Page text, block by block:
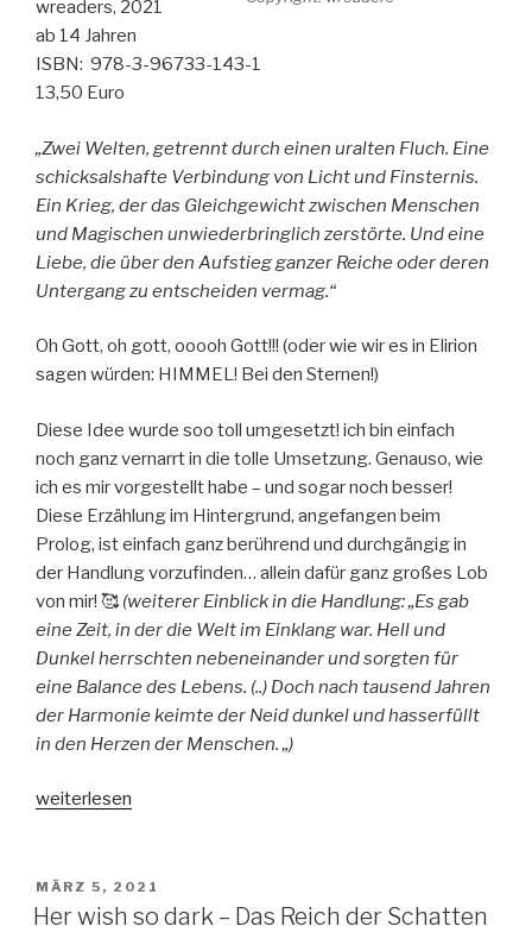
wreaders, 2021
ab 14 Jahren
ISBN: 978-3-96733-143-1
13,50 Euro
„Zwei Welten, getrennt durch einen uralten Fluch. Eine
schicksalshafte Verbindung von Licht und Finsternis.
Ein Krieg, der das Gleichgewicht zwischen Menschen
und Magischen unwiederbringlich zerstörte. Und eine
Liebe, die über den Aufstieg ganzer Reiche oder deren
Untergang zu entscheiden vermag.“
Oh Gott, oh gott, ooooh Gott!!! (oder wie wir es in Elirion
sagen würden: HIMMEL! Bei den Sternen!)
Diese Idee wurde soo toll umgesetzt! ich bin einfach
noch ganz vernarrt in die tolle Umsetzung. Genauso, wie
ich es mir vorgestellt habe – und sogar noch besser!
Diese Erzählung im Hintergrund, angefangen beim
Prolog, ist einfach ganz berührend und durchgängig in
der Handlung vorzufinden… allein dafür ganz großes Lob
von mir! 🥰 (weiterer Einblick in die Handlung: „Es gab
eine Zeit, in der die Welt im Einklang war. Hell und
Dunkel herrschten nebeneinander und sorgten für
eine Balance des Lebens. (..) Doch nach tausend Jahren
der Harmonie keimte der Neid dunkel und hasserfüllt
in den Herzen der Menschen. „)
„Weltendunkel
weiterlesen
VERÖFFENTLICHT
AM
MÄRZ 5, 2021
Her wish so dark – Das Reich der Schatten